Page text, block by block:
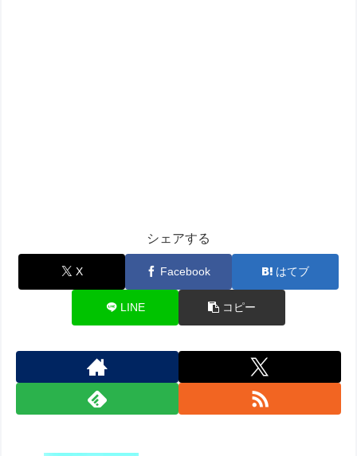
シェアする
X Facebook はてブ
LINE コピー